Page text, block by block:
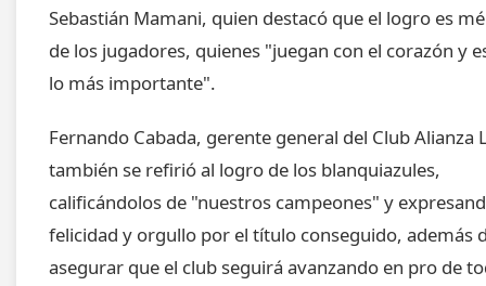
Sebastián Mamani, quien destacó que el logro es
de los jugadores, quienes "juegan con el corazón y
lo más importante".
Fernando Cabada, gerente general del Club Alianza
también se refirió al logro de los blanquiazules,
calificándolos de "nuestros campeones" y
felicidad y orgullo por el título conseguido, además
asegurar que el club seguirá avanzando en pro de